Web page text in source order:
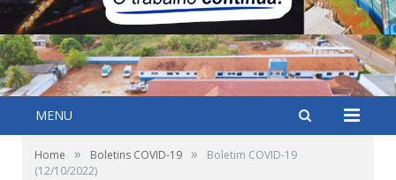
MENU
Home » Boletins COVID-19 »
Boletim COVID-19
(12/10/2022)